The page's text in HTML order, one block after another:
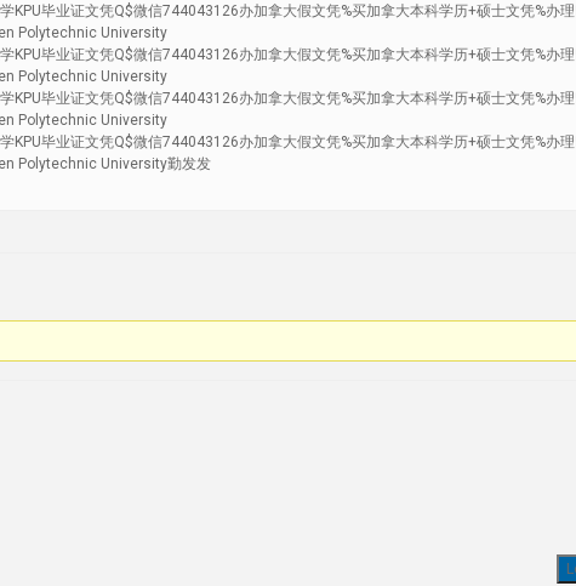
KPU毕业证文凭Q$微信744043126办加拿大假文凭%买加拿大本科学历+硕士文凭%办
Polytechnic University
KPU毕业证文凭Q$微信744043126办加拿大假文凭%买加拿大本科学历+硕士文凭%办
Polytechnic University
KPU毕业证文凭Q$微信744043126办加拿大假文凭%买加拿大本科学历+硕士文凭%办
Polytechnic University
KPU毕业证文凭Q$微信744043126办加拿大假文凭%买加拿大本科学历+硕士文凭%办
Polytechnic University勤发发